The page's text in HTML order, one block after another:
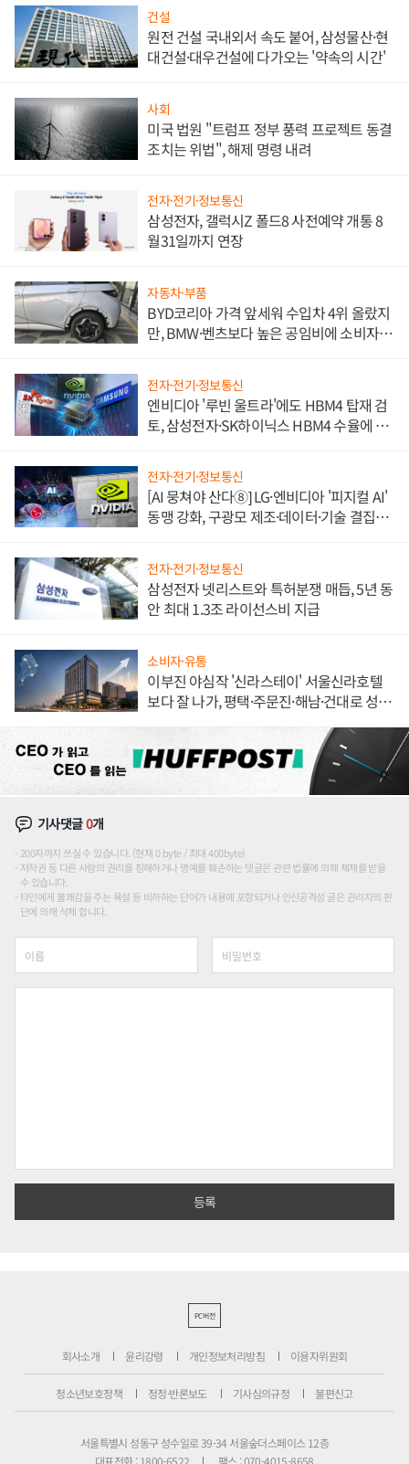
건설
원전 건설 국내외서 속도 붙어, 삼성물산·현
대건설·대우건설에 다가오는 '약속의 시간'
사회
미국 법원 "트럼프 정부 풍력 프로젝트 동결
조치는 위법", 해제 명령 내려
전자·전기·정보통신
삼성전자, 갤럭시Z 폴드8 사전예약 개통 8
월31일까지 연장
자동차·부품
BYD코리아 가격 앞세워 수입차 4위 올랐지
만, BMW·벤츠보다 높은 공임비에 소비자
전자·전기·정보통신
엔비디아 '루빈 울트라'에도 HBM4 탑재 검
토, 삼성전자·SK하이닉스 HBM4 수율에 주
전자·전기·정보통신
[AI 뭉쳐야 산다⑧] LG·엔비디아 '피지컬 AI'
동맹 강화, 구광모 제조·데이터·기술 결집
전자·전기·정보통신
삼성전자 넷리스트와 특허분쟁 매듭, 5년 동
안 최대 1.3조 라이선스비 지급
소비자·유통
이부진 야심작 '신라스테이' 서울신라호텔
보다 잘 나가, 평택·주문진·해남·건대로 성
기사댓글0개
200자까지 쓰실 수 있습니다. (현재 0 byte / 최대 400byte)
저작권 등 다른 사람의 권리를 침해하거나 명예를 훼손하는 댓글은 관련 법률에 의해 제재를 받을
수 있습니다.
타인에게 불쾌감을 주는 욕설 등 비하하는 단어가 내용에 포함되거나 인신공격성 글은 관리자의 판
단에 의해 삭제 합니다.
PC버전
회사소개 윤리강령 개인정보처리방침 이용자위원회
청소년보호정책 정정·반론보도 기사심의규정 불편신고
서울특별시 성동구 성수일로 39-34 서울숲더스페이스 12층